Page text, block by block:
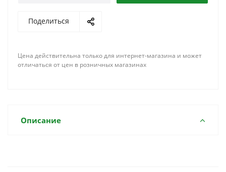
Поделиться
Цена действительна только для интернет-магазина и может
отличаться от цен в розничных магазинах
Описание